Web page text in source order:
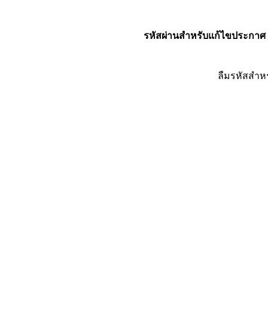
รหัสผ่านสำหรับแก้ไขประกาศ
ลืมรหัสสำ